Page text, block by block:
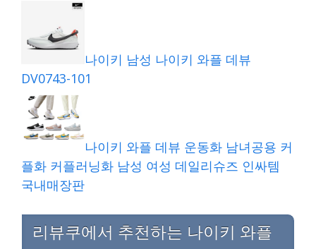
나이키 남성 나이키 와플 데뷰
DV0743-101
나이키 와플 데뷰 운동화 남녀공용 커
플화 커플러닝화 남성 여성 데일리슈즈 인싸템
국내매장판
리뷰쿠에서 추천하는 나이키 와플